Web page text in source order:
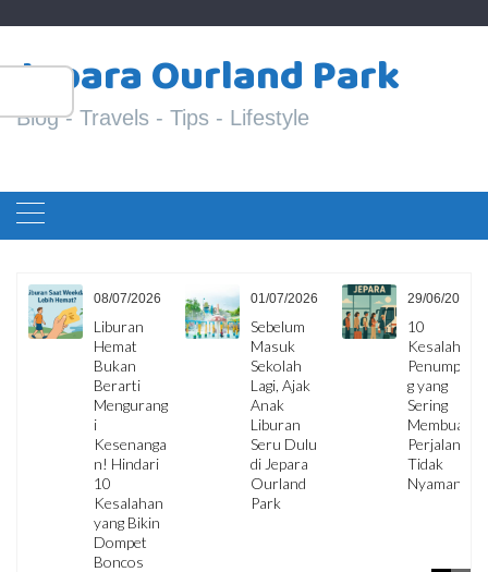
content
Jepara Ourland Park
Blog - Travels - Tips - Lifestyle
08/07/2026
Liburan
Hemat
Bukan
Berarti
Mengurang
i
Kesenanga
n! Hindari
10
Kesalahan
yang Bikin
Dompet
Boncos
01/07/2026
Sebelum
Masuk
Sekolah
Lagi, Ajak
Anak
Liburan
Seru Dulu
di Jepara
Ourland
Park
29/06/2026
10
Kesalahan
Penumpan
g yang
Sering
Membuat
Perjalanan
Tidak
Nyaman